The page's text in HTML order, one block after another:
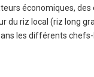
économiques,
riz local (riz long
les différents chefs-